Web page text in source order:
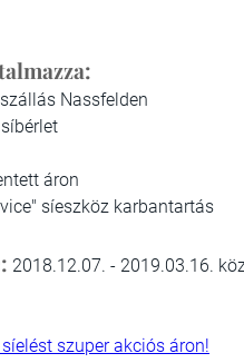
Nassfelden
áron
síeszköz karbantartás
2018.12.07. - 2019.03.16.
szuper akciós áron!